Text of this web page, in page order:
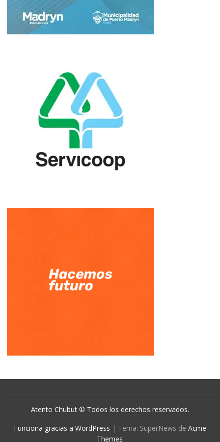
Atento Chubut © Todos los derechos reservados.
Funciona gracias a WordPress | Tema: SuperNews de Acme
Themes